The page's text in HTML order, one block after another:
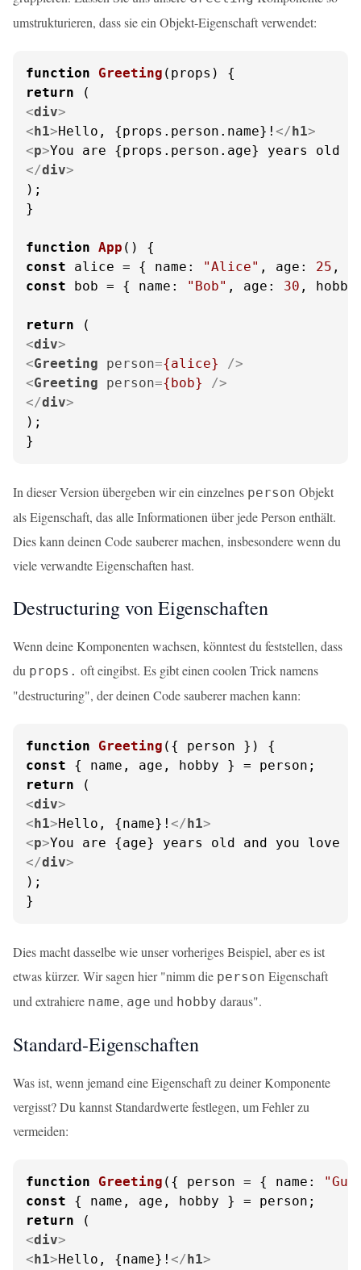
umstrukturieren, dass sie ein Objekt-Eigenschaft verwendet:
function Greeting ( props
return
<div>
<h1>Hello, {props.person.name}! </h1>
<p>You are {props.person.age} years old
</div>
);
}
function App (
const alice = { name : "Alice" , age : 25 ,
const bob = { name : "Bob" , age : 30 , hobby
return
<div>
<Greeting person={alice}
/>
<Greeting person={bob}
/>
</div>
);
}
In dieser Version übergeben wir ein einzelnes person Objekt
als Eigenschaft, das alle Informationen über jede Person enthält.
Dies kann deinen Code sauberer machen, insbesondere wenn du
viele verwandte Eigenschaften hast.
Destructuring von Eigenschaften
Wenn deine Komponenten wachsen, könntest du feststellen, dass
du props. oft eingibst. Es gibt einen coolen Trick namens
"destructuring", der deinen Code sauberer machen kann:
function Greeting ( { person }
const
return
<div>
<h1>Hello, {name}! </h1>
<p>You are {age} years old and you love
</div>
);
}
Dies macht dasselbe wie unser vorheriges Beispiel, aber es ist
etwas kürzer. Wir sagen hier "nimm die person Eigenschaft
und extrahiere name, age und hobby daraus".
Standard-Eigenschaften
Was ist, wenn jemand eine Eigenschaft zu deiner Komponente
vergisst? Du kannst Standardwerte festlegen, um Fehler zu
vermeiden:
function Greeting ( { person = { name:
const
return
<div>
<h1>Hello, {name}! </h1>